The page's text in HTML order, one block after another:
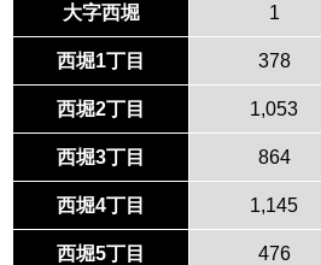
大字西堀 1
西堀1丁目 378
西堀2丁目 1,053
西堀3丁目 864
西堀4丁目 1,145
西堀5丁目 476